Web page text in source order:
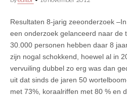
Resultaten 8-jarig zeeonderzoek
een onderzoek gelanceerd naar de
30.000 personen hebben daar 8
zijn nogal schokkend, hoewel al in
vervuiling dubbel zo erg was dan
uit dat sinds de jaren 50
met 73%, koraalriffen met 80 % en